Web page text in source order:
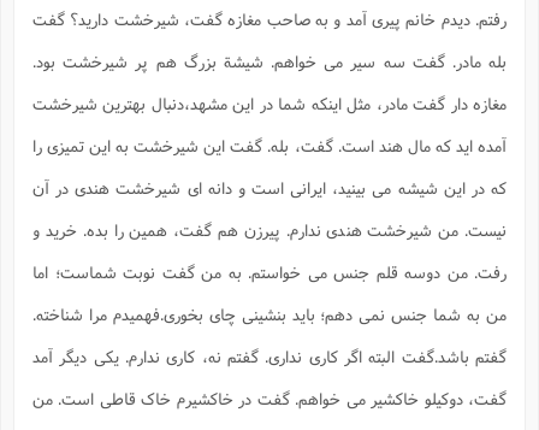
رفتم. دیدم خانم پیری آمد و به صاحب مغازه گفت، شیرخشت دارید؟ گفت
بله مادر. گفت سه سیر می خواهم. شیشة بزرگ هم پر شیرخشت بود.
مغازه دار گفت مادر، مثل اینکه شما در این مشهد،دنبال بهترین شیرخشت
آمده اید که مال هند است. گفت، بله. گفت این شیرخشت به این تمیزی را
که در این شیشه می بینید، ایرانی است و دانه ای شیرخشت هندی در آن
نیست. من شیرخشت هندی ندارم. پیرزن هم گفت، همین را بده. خرید و
رفت. من دوسه قلم جنس می خواستم. به من گفت نوبت شماست؛ اما
من به شما جنس نمی دهم؛ باید بنشینی چای بخوری.فهمیدم مرا شناخته.
گفتم باشد.گفت البته اگر کاری نداری. گفتم نه، کاری ندارم. یکی دیگر آمد
گفت، دوکیلو خاکشیر می خواهم. گفت در خاکشیرم خاک قاطی است. من